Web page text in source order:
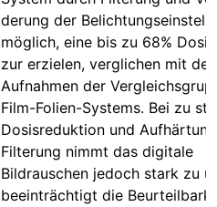
derung der
möglich, eine bis zu 68%
zur erzielen, verglichen mit den
Aufnahmen der
Film-Folien-Systems. Bei zu
Dosisreduktion und
Filterung nimmt das digitale
Bildrauschen jedoch stark zu
beeinträchtigt die